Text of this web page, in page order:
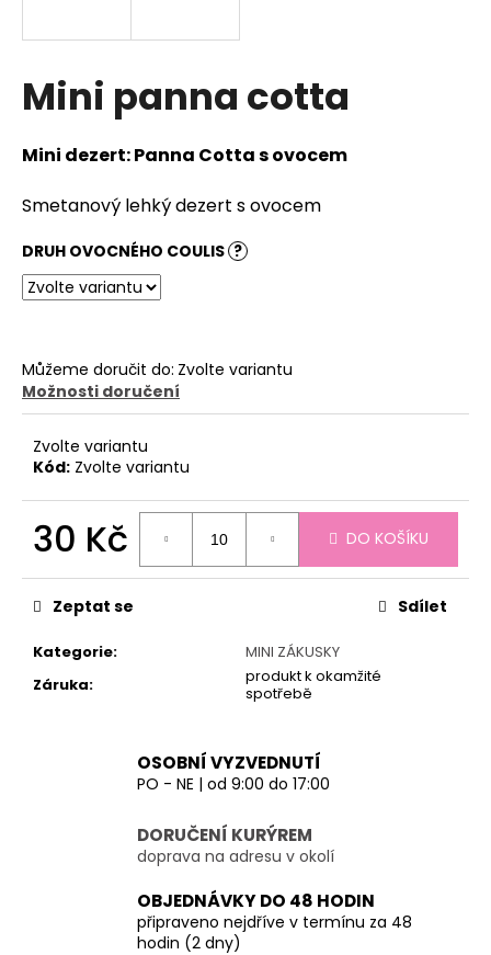
Mini panna cotta
Mini dezert: Panna Cotta s ovocem
Smetanový lehký dezert s ovocem
DRUH OVOCNÉHO COULIS ?
Můžeme doručit do: Zvolte variantu
Možnosti doručení
Zvolte variantu
Kód: Zvolte variantu
30 Kč
cena:
DO KOŠÍKU
Kategorie:
MINI ZÁKUSKY
Záruka:
produkt k okamžité
spotřebě
Zeptat se Sdílet
OSOBNÍ VYZVEDNUTÍ
PO - NE | od 9:00 do 17:00
DORUČENÍ KURÝREM
doprava na adresu v okolí
OBJEDNÁVKY DO 48 HODIN
připraveno nejdříve v termínu za 48
hodin (2 dny)
í
t
?
HLEDAT
o
p
o
u
č
e